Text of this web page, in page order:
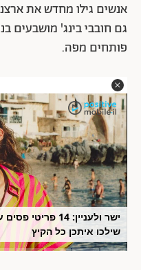
אנשים גילו מחדש את
גם חובבי בינג' מושבעים
פותחים מפה.
ישר ולעניין: 14
שילכו איתכן כל הקיץ